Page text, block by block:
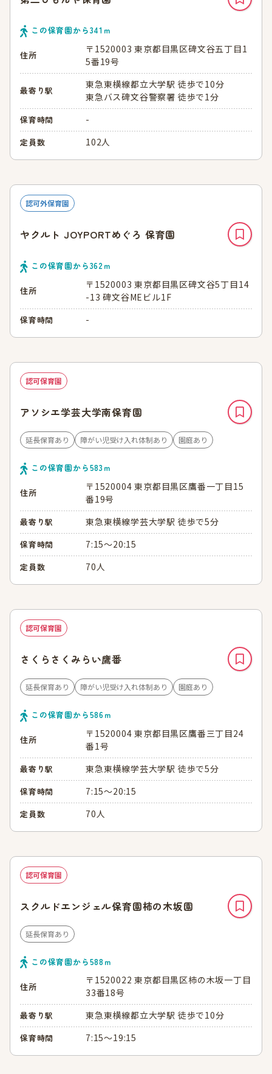
この保育園から341 ｍ
住所
〒1520003 東京都目黒区碑文谷五丁目1
5番19号
最寄り駅
東急東横線都立大学駅 徒歩で10分
東急バス碑文谷警察署 徒歩で1分
保育時間 -
定員数 102人
認可外保育園
ヤクルト JOYPORTめぐろ 保育園
この保育園から362ｍ
住所
〒1520003 東京都目黒区碑文谷5丁目14
-13 碑文谷MEビル1F
保育時間 -
認可保育園
アソシエ学芸大学南保育園
延長保育あり 障がい児受け入れ体制あり 園庭あり
この保育園から583ｍ
住所
〒1520004 東京都目黒区鷹番一丁目15
番19号
最寄り駅 東急東横線学芸大学駅 徒歩で5分
保育時間 7:15～20:15
定員数 70人
認可保育園
さくらさくみらい鷹番
延長保育あり 障がい児受け入れ体制あり 園庭あり
この保育園から586ｍ
住所
〒1520004 東京都目黒区鷹番三丁目24
番1号
最寄り駅 東急東横線学芸大学駅 徒歩で5分
保育時間 7:15～20:15
定員数 70人
認可保育園
スクルドエンジェル保育園柿の木坂園
延長保育あり
この保育園から588ｍ
住所
〒1520022 東京都目黒区柿の木坂一丁目
33番18号
最寄り駅 東急東横線都立大学駅 徒歩で10分
保育時間 7:15～19:15